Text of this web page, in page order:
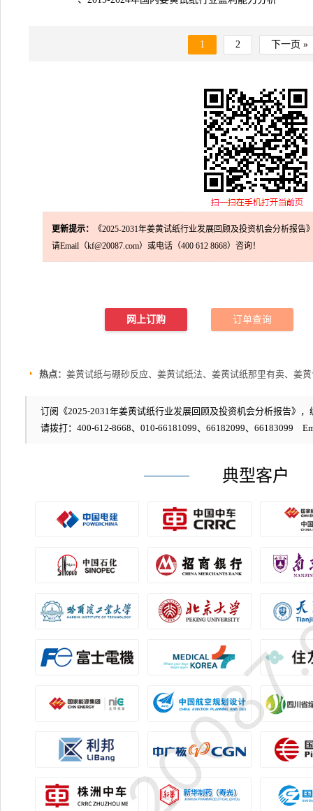
1 2 下一页 »
更新提示：
《2025-2031年姜黄试纸行业发展回顾及投资机会分析报告
请Email（kf@20087.com）或电话（400 612 8668）咨询！
网上订购 订单查询
热点： 姜黄试纸与硼砂反应、姜黄试纸法、姜黄试纸那里有卖、姜
订阅《2025-2031年姜黄试纸行业发展回顾及投资机会分析报告》，
请拨打：400-612-8668、010-66181099、66182099、66183099
典型客户